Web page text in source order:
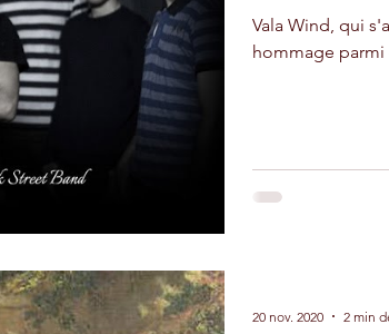
Vala Wind, qui
hommage parmi
20 nov. 2020 2 min